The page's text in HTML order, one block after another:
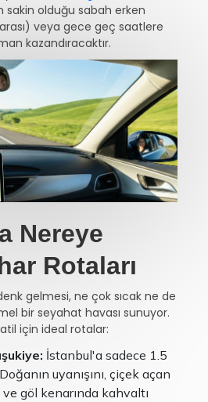
olduğu sabah erken
veya gece geç saatlere
kazandıracaktır.
Nereye
Rotaları
gelmesi, ne çok sıcak ne de
bir seyahat havası sunuyor.
için ideal rotalar:
İstanbul'a sadece 1.5
uyanışını, çiçek açan
göl kenarında kahvaltı